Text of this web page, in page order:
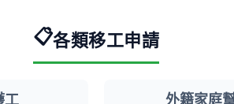
📋各類移工申請
工 外籍家庭